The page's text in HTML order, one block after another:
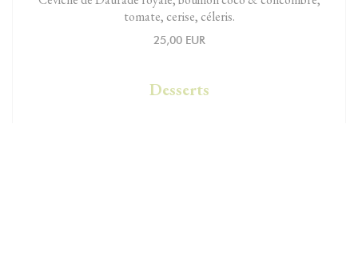
tomate, cerise, céleris.
25,00 EUR
Desserts